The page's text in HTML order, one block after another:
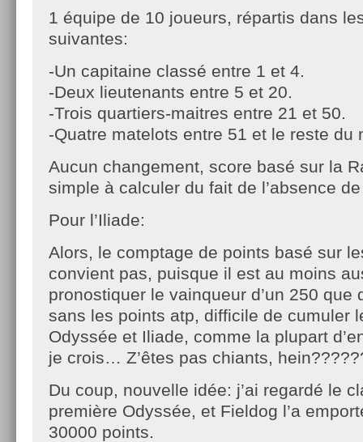
1 équipe de 10 joueurs, répartis dans
suivantes:
-Un capitaine classé entre 1 et 4.
-Deux lieutenants entre 5 et 20.
-Trois quartiers-maitres entre 21 et 50.
-Quatre matelots entre 51 et le reste du
Aucun changement, score basé sur la
simple à calculer du fait de l’absence
Pour l’Iliade:
Alors, le comptage de points basé sur
convient pas, puisque il est au moins
pronostiquer le vainqueur d’un 250 que
sans les points atp, difficile de cumuler
Odyssée et Iliade, comme la plupart
je crois… Z’êtes pas chiants,
Du coup, nouvelle idée: j’ai regardé le
première Odyssée, et Fieldog l’a
30000 points.